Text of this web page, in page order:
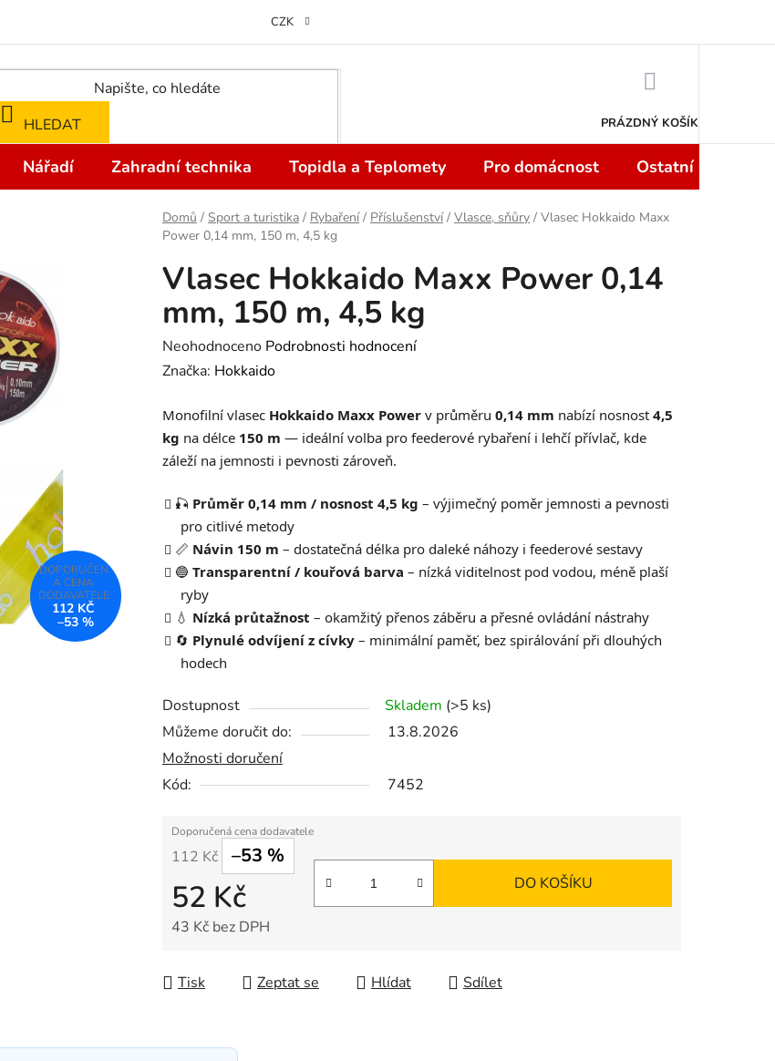
Odstoupení od kupní smlouvy do 14 dní
CZK
HLEDAT PRÁZDNÝ KOŠÍK
Nářadí Zahradní technika Topidla a Teplomety Pro domácnost Ostatní
Domů / Sport a turistika / Rybaření / Příslušenství / Vlasce, sňůry / Vlasec Hokkaido Maxx
Power 0,14 mm, 150 m, 4,5 kg
Vlasec Hokkaido Maxx Power 0,14
mm, 150 m, 4,5 kg
Průměrné
hodnocení
je
0,0
z
hvězdiček.
Neohodnoceno Podrobnosti hodnocení
Značka: Hokkaido
Monofilní vlasec Hokkaido Maxx Power v průměru 0,14 mm nabízí nosnost 4,5
kg na délce 150 m — ideální volba pro feederové rybaření i lehčí přívlač, kde
záleží na jemnosti i pevnosti zároveň.
🎣 Průměr 0,14 mm / nosnost 4,5 kg – výjimečný poměr jemnosti a pevnosti
pro citlivé metody
📏 Návin 150 m – dostatečná délka pro daleké náhozy i feederové sestavy
🔵 Transparentní / kouřová barva – nízká viditelnost pod vodou, méně plaší
ryby
💧 Nízká průtažnost – okamžitý přenos záběru a přesné ovládání nástrahy
🔄 Plynulé odvíjení z cívky – minimální paměť, bez spirálování při dlouhých
hodech
Dostupnost Skladem (>5 ks)
Můžeme doručit do:
13.8.2026
Možnosti doručení
Kód:
7452
112 Kč –53 %
52 Kč
43 Kč bez DPH
DO KOŠÍKU
Tisk Zeptat se Hlídat Sdílet
112 KČ
–53 %